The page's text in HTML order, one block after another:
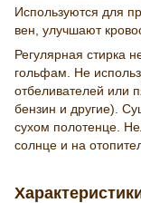
Используются для
вен, улучшают
Регулярная стирка
гольфам. Не
отбеливателей или
бензин и другие).
сухом полотенце.
солнце и на